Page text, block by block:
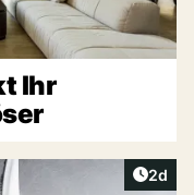
Ihr
2d